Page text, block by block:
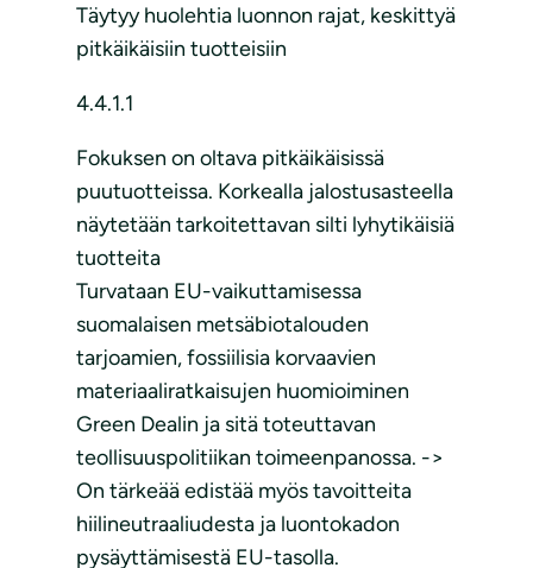
Täytyy huolehtia luonnon rajat, keskittyä
pitkäikäisiin tuotteisiin
4.4.1.1
Fokuksen on oltava pitkäikäisissä
puutuotteissa. Korkealla jalostusasteella
näytetään tarkoitettavan silti lyhytikäisiä
tuotteita
Turvataan EU-vaikuttamisessa
suomalaisen metsäbiotalouden
tarjoamien, fossiilisia korvaavien
materiaaliratkaisujen huomioiminen
Green Dealin ja sitä toteuttavan
teollisuuspolitiikan toimeenpanossa. ->
On tärkeää edistää myös tavoitteita
hiilineutraaliudesta ja luontokadon
pysäyttämisestä EU-tasolla.